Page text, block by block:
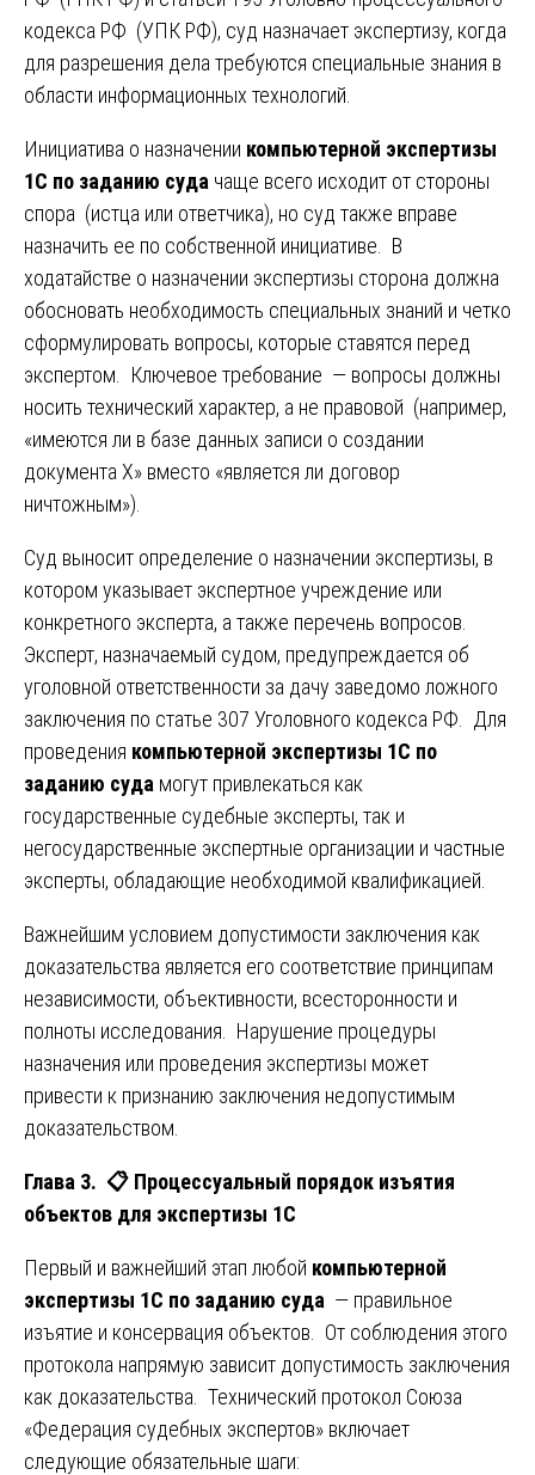
кодекса РФ (УПК РФ), суд назначает экспертизу, когда
для разрешения дела требуются специальные знания в
области информационных технологий.
Инициатива о назначении компьютерной экспертизы
1С по заданию суда чаще всего исходит от стороны
спора (истца или ответчика), но суд также вправе
назначить ее по собственной инициативе. В
ходатайстве о назначении экспертизы сторона должна
обосновать необходимость специальных знаний и четко
сформулировать вопросы, которые ставятся перед
экспертом. Ключевое требование — вопросы должны
носить технический характер, а не правовой (например,
«имеются ли в базе данных записи о создании
документа Х» вместо «является ли договор
ничтожным»).
Суд выносит определение о назначении экспертизы, в
котором указывает экспертное учреждение или
конкретного эксперта, а также перечень вопросов.
Эксперт, назначаемый судом, предупреждается об
уголовной ответственности за дачу заведомо ложного
заключения по статье 307 Уголовного кодекса РФ. Для
проведения компьютерной экспертизы 1С по
заданию суда могут привлекаться как
государственные судебные эксперты, так и
негосударственные экспертные организации и частные
эксперты, обладающие необходимой квалификацией.
Важнейшим условием допустимости заключения как
доказательства является его соответствие принципам
независимости, объективности, всесторонности и
полноты исследования. Нарушение процедуры
назначения или проведения экспертизы может
привести к признанию заключения недопустимым
доказательством.
Глава 3. 📋 Процессуальный порядок изъятия
объектов для экспертизы 1С
Первый и важнейший этап любой компьютерной
экспертизы 1С по заданию суда — правильное
изъятие и консервация объектов. От соблюдения этого
протокола напрямую зависит допустимость заключения
как доказательства. Технический протокол Союза
«Федерация судебных экспертов» включает
следующие обязательные шаги: